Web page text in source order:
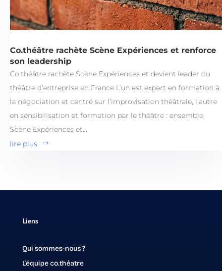
Co.théâtre rachète Scène Expériences et renforce
son leadership
Co.théâtre rachète Scène Expériences et devient leader du
théâtre d’entreprise en France L’un est expert en formation à
la négociation et centré sur l’improvisation théâtrale, l’autre
en sensibilisation et formation par le théâtre : ensemble,
Scène Expériences et...
lire plus
Liens
Qui sommes-nous ?
L’équipe co.théatre